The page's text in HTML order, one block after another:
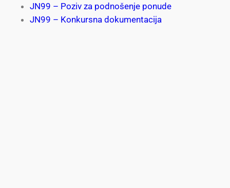
JN99 – Poziv za podnošenje ponude
JN99 – Konkursna dokumentacija